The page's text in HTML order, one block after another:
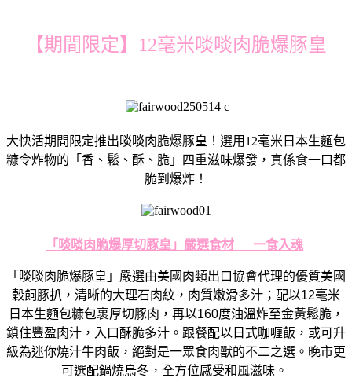
【期間限定】12毫米啖啖肉脆爆豚皇
大快活期間限定推出啖啖肉脆爆豚皇！選用12毫米日本生麵包
糠令炸物的「香、鬆、酥、脆」四重滋味爆發，真係食一口都
脆到爆炸！
「啖啖肉脆爆厚切豚皇」嚴選食材 一食入魂
「啖啖肉脆爆豚皇」 嚴選由美國肉類出口協會代理的優質美國
穀飼豚扒，清晰的大理石肉紋，肉質嫩滑多汁；配以12毫米
日本生麵包糠包裹厚切豚肉，再以160度油溫炸至金黃鬆脆，
鎖住豐盈肉汁，入口酥脆多汁 。 跟餐配以日式咖喱飯，或可升
級為迷你燒汁牛肉飯， 絕對是一眾食肉獸的不二之選。晚市更
可選配鍋燒烏冬， 全方位感受和風滋味。